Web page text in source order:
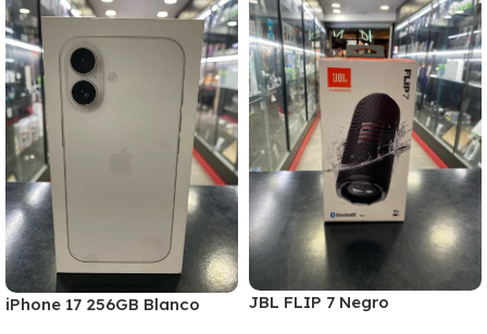
iPhone 17 256GB Blanco JBL FLIP 7 Negro